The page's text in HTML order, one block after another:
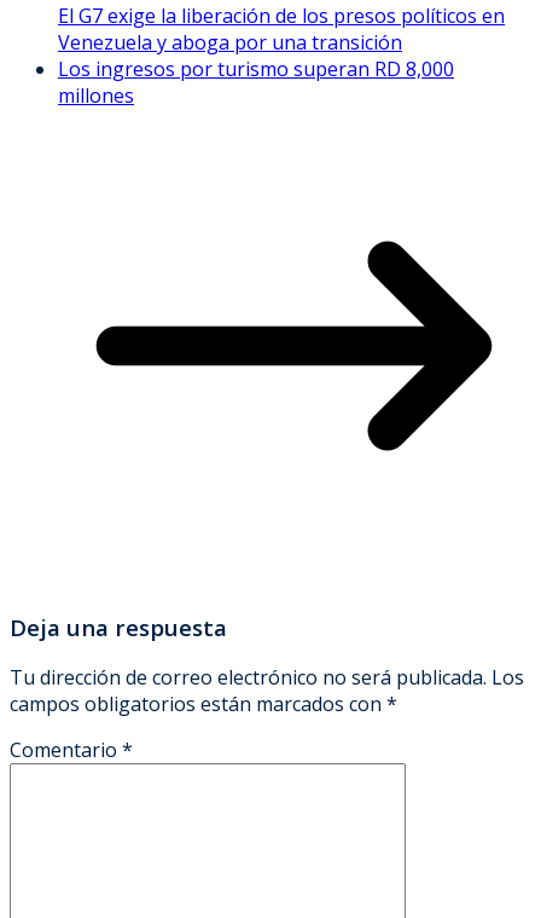
El G7 exige la liberación de los presos políticos en
Venezuela y aboga por una transición
Los ingresos por turismo superan RD 8,000
millones
Deja una respuesta
Tu dirección de correo electrónico no será publicada. Los
campos obligatorios están marcados con *
Comentario *